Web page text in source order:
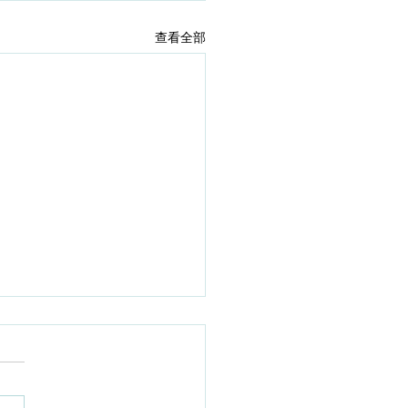
查看全部
10-29【對症下藥】做運
骨。